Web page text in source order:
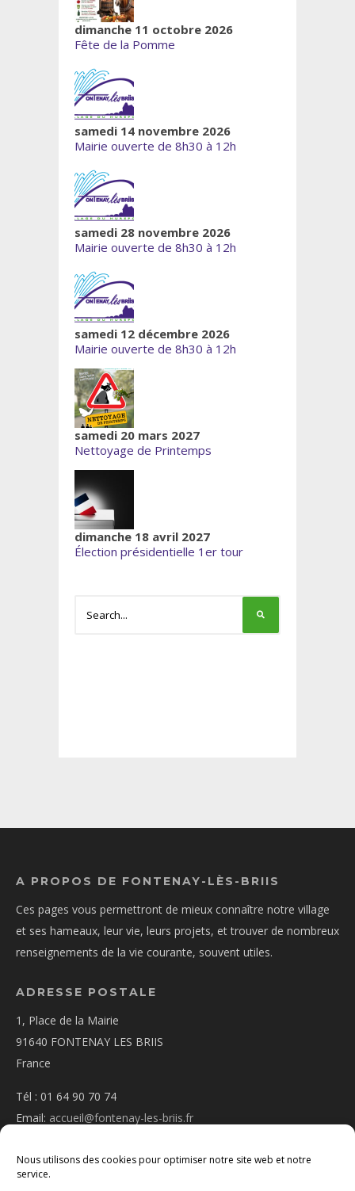
Nous utilisons des cookies pour optimiser notre site web et notre
service.
dimanche 11 octobre 2026
Fête de la Pomme
samedi 14 novembre 2026
Mairie ouverte de 8h30 à 12h
samedi 28 novembre 2026
Mairie ouverte de 8h30 à 12h
samedi 12 décembre 2026
Mairie ouverte de 8h30 à 12h
samedi 20 mars 2027
Nettoyage de Printemps
dimanche 18 avril 2027
Élection présidentielle 1er tour
A PROPOS DE FONTENAY-LÈS-BRIIS
Ces pages vous permettront de mieux connaître notre village
et ses hameaux, leur vie, leurs projets, et trouver de nombreux
renseignements de la vie courante, souvent utiles.
ADRESSE POSTALE
1, Place de la Mairie
91640 FONTENAY LES BRIIS
France
Tél : 01 64 90 70 74
Email: accueil@fontenay-les-briis.fr